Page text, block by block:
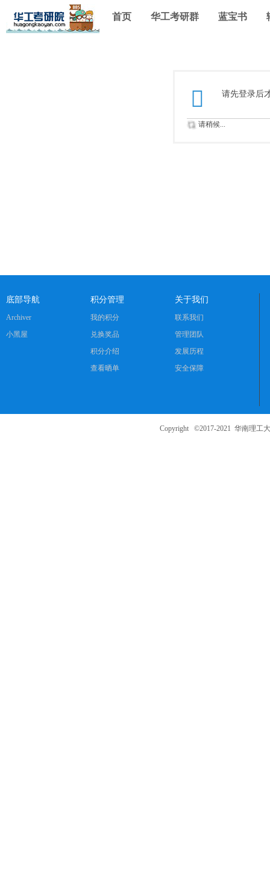
首页 华工考研群 蓝宝书
请先登录后
请稍候...
底部导航
Archiver
小黑屋
积分管理
我的积分
兑换奖品
积分介绍
查看晒单
关于我们
联系我们
管理团队
发展历程
安全保障
Copyright ©2017-2021 华南理工